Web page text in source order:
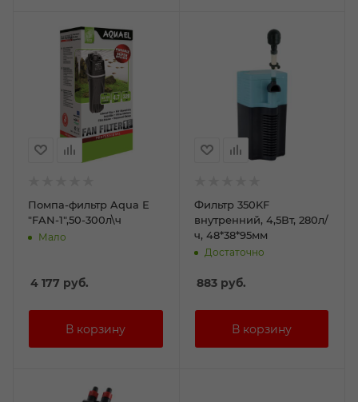
Помпа-фильтр Aqua Е
"FAN-1",50-300л\ч
Мало
4 177 руб.
Фильтр 350KF
внутренний, 4,5Вт, 280л/
ч, 48*38*95мм
Достаточно
883руб.